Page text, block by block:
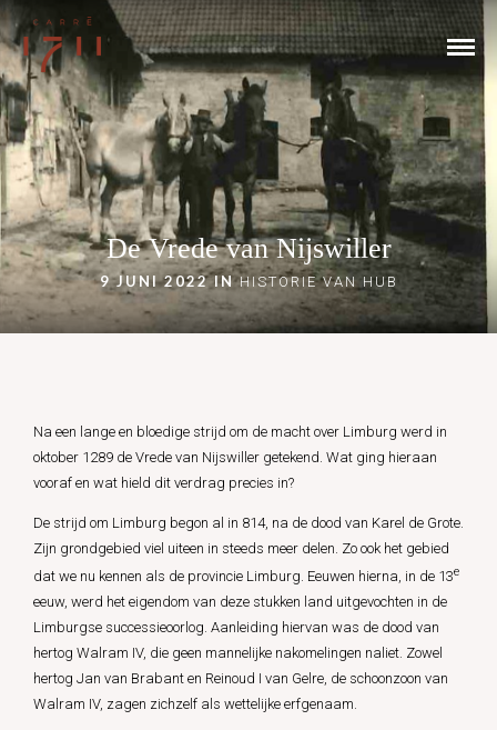
De Vrede van Nijswiller
9 JUNI 2022 INHISTORIE VAN HUB
Na een lange en bloedige strijd om de macht over Limburg werd in
oktober 1289 de Vrede van Nijswiller getekend. Wat ging hieraan
vooraf en wat hield dit verdrag precies in?
De strijd om Limburg begon al in 814, na de dood van Karel de Grote.
Zijn grondgebied viel uiteen in steeds meer delen. Zo ook het gebied
dat we nu kennen als de provincie Limburg. Eeuwen hierna, in de 13e
eeuw, werd het eigendom van deze stukken land uitgevochten in de
Limburgse successieoorlog. Aanleiding hiervan was de dood van
hertog Walram IV, die geen mannelijke nakomelingen naliet. Zowel
hertog Jan van Brabant en Reinoud I van Gelre, de schoonzoon van
Walram IV, zagen zichzelf als wettelijke erfgenaam.